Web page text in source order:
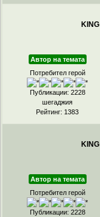
KING
Автор на темата
Потребител герой
Публикации: 2228
шегаджия
Рейтинг: 1383
KING
Автор на темата
Потребител герой
Публикации: 2228